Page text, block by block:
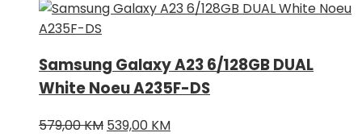
Samsung Galaxy A23 6/128GB DUAL
White Noeu A235F-DS
579,00KM Izvorna
539,00 KMTrenutna